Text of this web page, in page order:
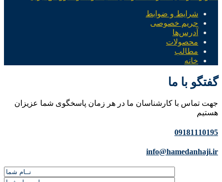
شرایط و ضوابط
حریم خصوصی
آدرس‌ها
محصولات
مطالب
خانه
گفتگو با ما
جهت تماس با کارشناسان ما در هر زمان پاسخگوی شما عزیزان
هستیم
09181110195
info@hamedanhaji.ir